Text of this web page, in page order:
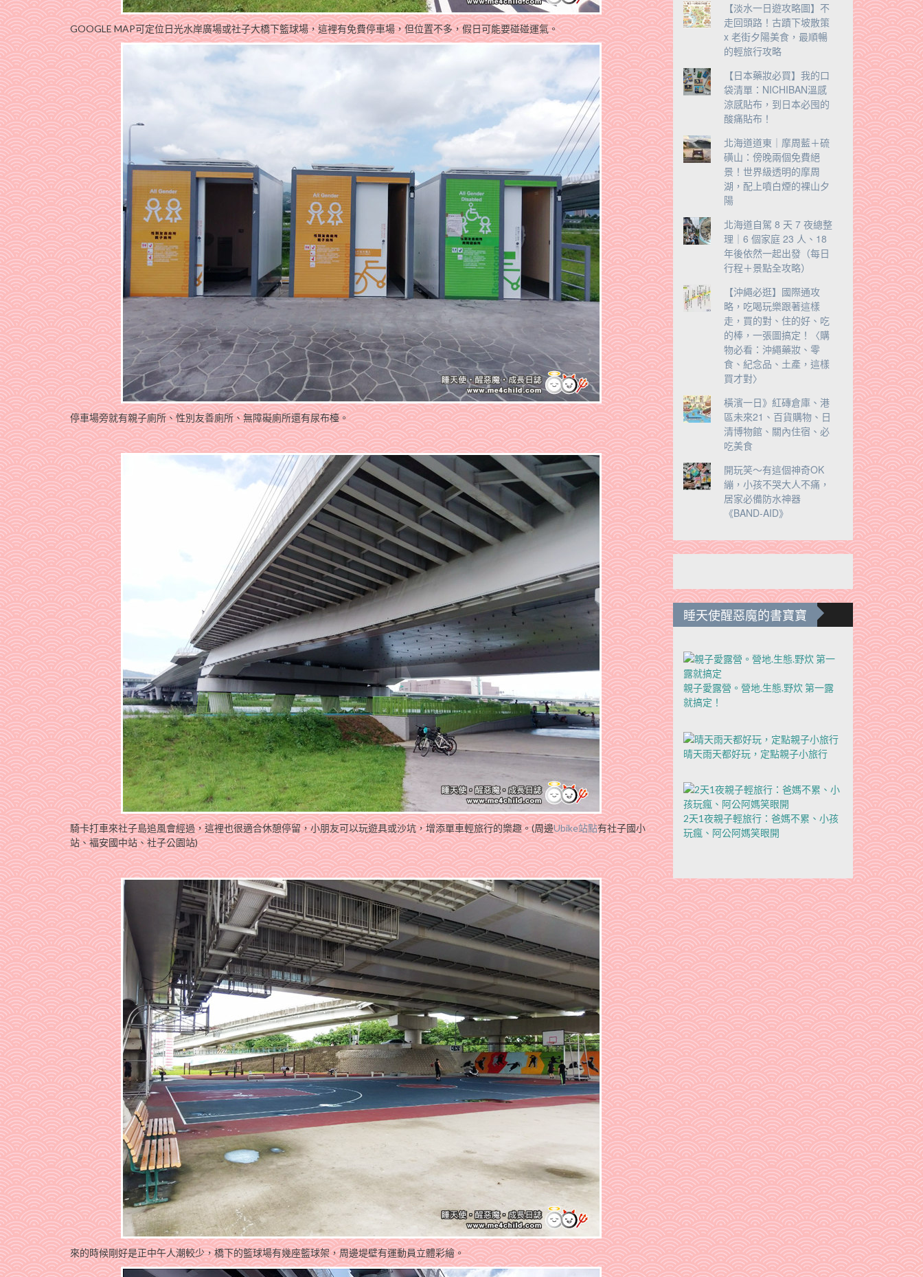
GOOGLE MAP可定位日光水岸廣場或社子大橋下籃球場，這裡有免費停車場，但位置不多，假日可能要碰碰運氣。
停車場旁就有親子廁所、性別友善廁所、無障礙廁所還有尿布檯。
騎卡打車來社子島追風會經過，這裡也很適合休憩停留，小朋友可以玩遊具或沙坑，增添單車輕旅行的樂趣。(周邊Ubike站點有社子國小
站、褔安國中站、社子公園站)
來的時候剛好是正中午人潮較少，橋下的籃球場有幾座籃球架，周邊堤壁有運動員立體彩繪。
【淡水一日遊攻略圖】不
走回頭路！古蹟下坡散策
x 老街夕陽美食，最順暢
的輕旅行攻略
【日本藥妝必買】我的口
袋清單：NICHIBAN溫感
涼感貼布，到日本必囤的
酸痛貼布！
北海道道東｜摩周藍＋硫
磺山：傍晚兩個免費絕
景！世界級透明的摩周
湖，配上噴白煙的裸山夕
陽
北海道自駕 8 天 7 夜總整
理｜6 個家庭 23 人、18
年後依然一起出發（每日
行程＋景點全攻略）
【沖繩必逛】國際通攻
略，吃喝玩樂跟著這樣
走，買的對、住的好、吃
的棒，一張圖搞定！〈購
物必看：沖繩藥妝、零
食、紀念品、土產，這樣
買才對〉
橫濱一日》紅磚倉庫、港
區未來21、百貨購物、日
清博物館、關內住宿、必
吃美食
開玩笑～有這個神奇OK
繃，小孩不哭大人不痛，
居家必備防水神器
《BAND-AID》
睡天使醒惡魔的書寶寶
親子愛露營。營地.生態.野炊 第一露
就搞定！
晴天雨天都好玩，定點親子小旅行
2天1夜親子輕旅行：爸媽不累、小孩
玩瘋、阿公阿媽笑眼開